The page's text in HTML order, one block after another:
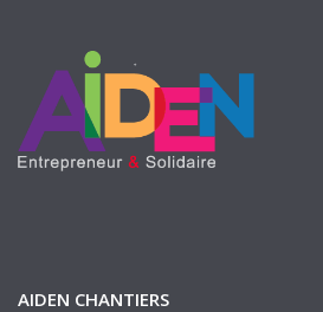
AIDEN CHANTIERS